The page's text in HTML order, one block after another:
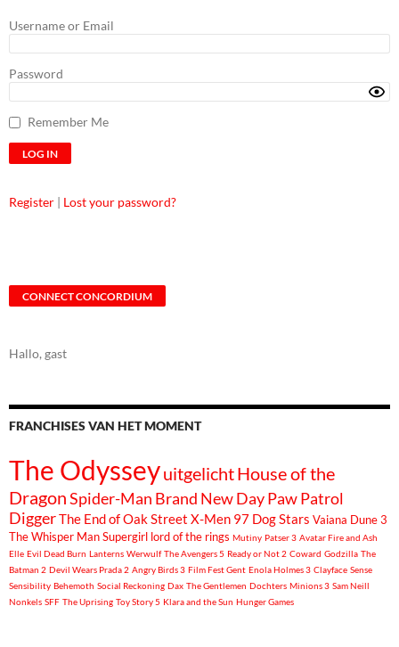
Username or Email
Password
Remember Me
Register Lost your password?
CONNECT CONCORDIUM
Hallo, gast
FRANCHISES VAN HET MOMENT
The OdysseyuitgelichtHouse of the
DragonSpider-Man Brand New DayPaw Patrol
DiggerThe End of Oak Street X-Men 97 Dog Stars Vaiana Dune 3
The Whisper Man Supergirl lord of the rings Mutiny Patser 3 Avatar Fire and Ash
Elle Evil Dead Burn Lanterns Werwulf The Avengers 5 Ready or Not 2 Coward Godzilla The
Batman 2 Devil Wears Prada 2 Angry Birds 3 Film Fest Gent Enola Holmes 3 Clayface Sense
Sensibility Behemoth Social Reckoning Dax The Gentlemen Dochters Minions 3 Sam Neill
Nonkels SFF The Uprising Toy Story 5 Klara and the Sun Hunger Games